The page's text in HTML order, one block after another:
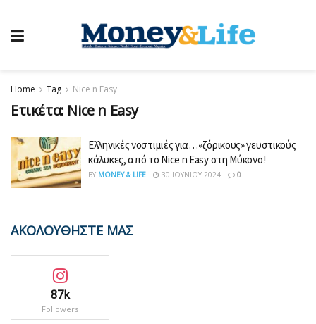
Home Tag Nice n Easy
Ετικέτα: Nice n Easy
Ελληνικές νοστιμιές για…«ζόρικους» γευστικούς
κάλυκες, από το Nice n Easy στη Μύκονο!
BY MONEY & LIFE 30 ΙΟΥΝΊΟΥ 2024 0
ΑΚΟΛΟΥΘΗΣΤΕ ΜΑΣ
87k
Followers